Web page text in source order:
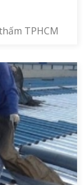
TPHCM